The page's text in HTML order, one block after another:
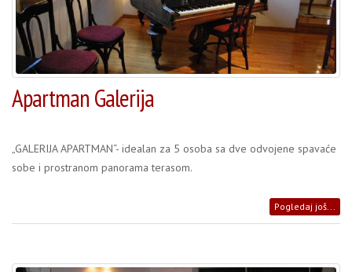
Apartman Galerija
„GALERIJA APARTMAN“- idealan za 5 osoba sa dve odvojene spavaće
sobe i prostranom panorama terasom.
Pogledaj još...